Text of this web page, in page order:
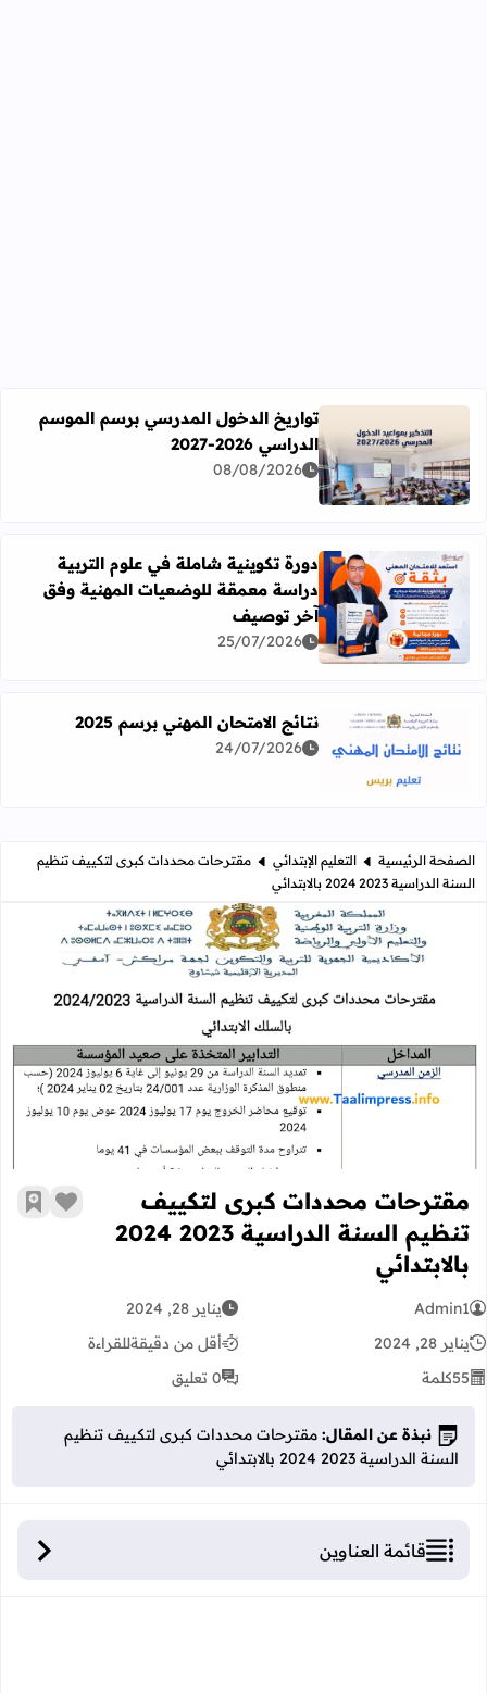
اقرأ المزيد عن تواريخ الدخول المدرسي برسم الموسم الدراسي 2026-
تواريخ الدخول المدرسي برسم الموسم
الدراسي 2026-2027
08/08/2026
اقرأ المزيد عن دورة تكوينية شاملة في علوم التربية
دورة تكوينية شاملة في علوم التربية
دراسة معمقة للوضعيات المهنية وفق
آخر توصيف
25/07/2026
اقرأ المزيد عن نتائج الامتحان المهني برسم 2025
نتائج الامتحان المهني برسم 2025
24/07/2026
الصفحة الرئيسية التعليم الإبتدائي
مقترحات محددات كبرى لتكييف تنظيم
السنة الدراسية 2023 2024 بالابتدائي
مقترحات محددات كبرى لتكييف تنظيم السنة
مقترحات محددات كبرى لتكييف
تنظيم السنة الدراسية 2023 2024
بالابتدائي
زر أضف
Admin1
يناير 28, 2024
يناير 28, 2024
أقل من دقيقةللقراءة
55كلمة 0 تعليق
نبذة عن المقال: مقترحات محددات كبرى لتكييف تنظيم
السنة الدراسية 2023 2024 بالابتدائي
قائمة العناوين